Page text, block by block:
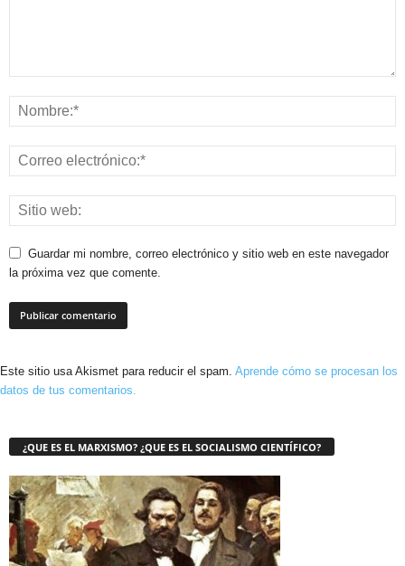
Guardar mi nombre, correo electrónico y sitio web en este navegador
la próxima vez que comente.
Este sitio usa Akismet para reducir el spam. Aprende cómo se procesan los
datos de tus comentarios.
¿QUE ES EL MARXISMO? ¿QUE ES EL SOCIALISMO CIENTÍFICO?